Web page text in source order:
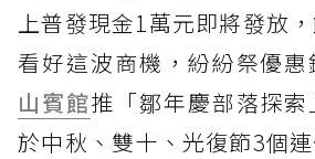
上普發現金1萬元即將發放
看好這波商機，紛紛祭優惠
山賓館推「鄒年慶部落探
於中秋、雙十、光復節3個